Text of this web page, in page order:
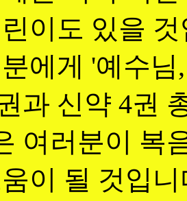
이도 있을
에게 '예수
과 신약 4권
여러분이 복
이 될 것입